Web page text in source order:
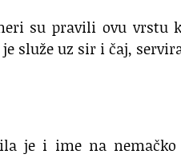
su pravili ovu vrstu
služe uz sir i čaj,
je i ime na